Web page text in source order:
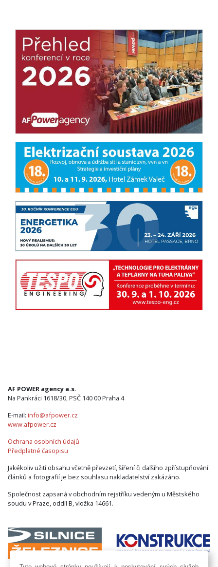
AF POWER agency a.s.
Na Pankráci 1618/30, PSČ 140 00 Praha 4
E-mail: info@afpower.cz
www.afpower.cz
Ochrana osobních údajů
Předplatné časopisu
Jakékoliv užití obsahu včetně převzetí, šíření či dalšího zpřístupňování
článků a fotografií je bez souhlasu nakladatelství zakázáno.
Společnost zapsaná v obchodním rejstříku vedeným u Městského
soudu v Praze, oddíl B, vložka 14661.